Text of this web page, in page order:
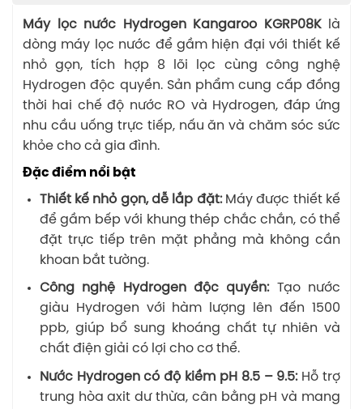
Máy lọc nước Hydrogen Kangaroo KGRP08Klà
dòng máy lọc nước để gầm hiện đại với thiết kế
nhỏ gọn, tích hợp 8 lõi lọc cùng công nghệ
Hydrogen độc quyền. Sản phẩm cung cấp đồng
thời hai chế độ nước RO và Hydrogen, đáp ứng
nhu cầu uống trực tiếp, nấu ăn và chăm sóc sức
khỏe cho cả gia đình.
Đặc điểm nổi bật
Thiết kế nhỏ gọn, dễ lắp đặt:Máy được thiết kế
để gầm bếp với khung thép chắc chắn, có thể
đặt trực tiếp trên mặt phẳng mà không cần
khoan bắt tường.
Công nghệ Hydrogen độc quyền:Tạo nước
giàu Hydrogen với hàm lượng lên đến 1500
ppb, giúp bổ sung khoáng chất tự nhiên và
chất điện giải có lợi cho cơ thể.
Nước Hydrogen có độ kiềm pH 8.5 – 9.5:Hỗ trợ
trung hòa axit dư thừa, cân bằng pH và mang